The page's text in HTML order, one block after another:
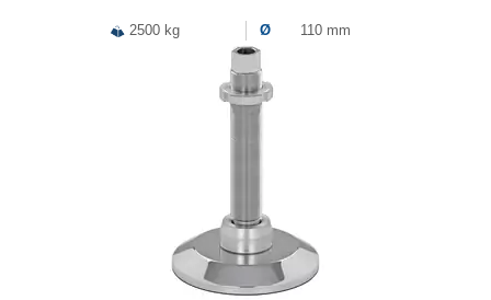
2500 kg Ø 110 mm